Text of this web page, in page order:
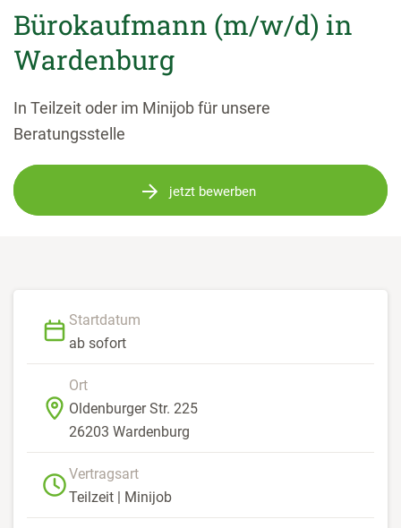
Bürokaufmann (m/w/d) in
Wardenburg
In Teilzeit oder im Minijob für unsere
Beratungsstelle
jetzt bewerben
Startdatum
ab sofort
Ort
Oldenburger Str. 225
26203 Wardenburg
Vertragsart
Teilzeit | Minijob